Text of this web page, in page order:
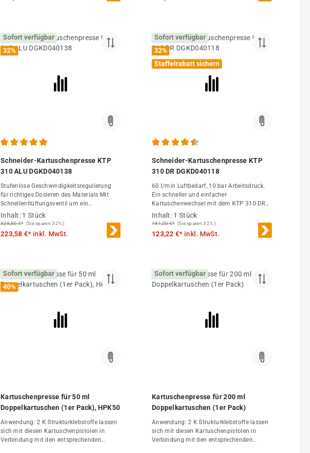
Nippeln: ISO 6150B; Europäisch 7,4 mm;
Sofort verfügbar
32%
Schneider-Kartuschenpresse KTP
310 ALU DGKD040138
Stufenlose Geschwindigkeitsregulierung
für richtiges Dosieren des Materials Mit
Schnellentlüftungsventil um ein
Nachlaufen des Materials zu verhindern
Kartuschenhalter drehbar gelagert für ein
einfacheres Arbeiten Für Aluminium- und
Kunststoff-Kartuschen sowie Beutel bis
Dosieren des Materials Mit
Schnellentlüftungsventil um ein
Nachlaufen des Materials zu verhindern
hochwertigem Grobgewinde für schnellen
und einfachen Kartuschenwechsel
Inhalt: 1 Stück
328,80 €* (Sie sparen 32% )
223,58 €* inkl. MwSt.
Sofort verfügbar
32%
Staffelrabatt sichern
Schneider-Kartuschenpresse KTP
310 DR DGKD040118
60 l/min Luftbedarf, 10 bar Arbeitsdruck.
Ein schneller und einfacher
Kartuschenwechsel mit dem KTP 310 DR
von Schneider - Schneider
Kartuschenpistole bei DF Druckluft-
Inhalt: 1 Stück
181,20 €* (Sie sparen 32% )
123,22 €* inkl. MwSt.
Sofort verfügbar
40%
Kartuschenpresse für 50 ml
Doppelkartuschen (1er Pack), HPK50
Anwendung: 2 K Strukturklebstoffe lassen
sich mit diesen Kartuschenpistolen in
Verbindung mit den entsprechenden
Sofort verfügbar
Kartuschenpresse für 200 ml
Doppelkartuschen (1er Pack)
Anwendung: 2 K Strukturklebstoffe lassen
sich mit diesen Kartuschenpistolen in
Verbindung mit den entsprechenden